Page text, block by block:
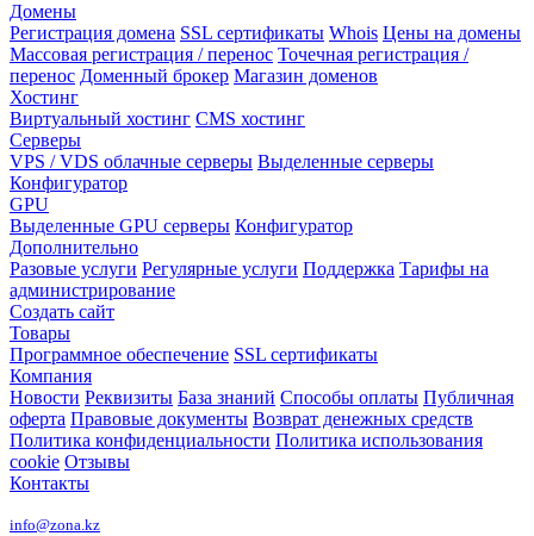
Домены
Регистрация домена SSL сертификаты Whois Цены на домены
Массовая регистрация / перенос Точечная регистрация /
перенос Доменный брокер Магазин доменов
Хостинг
Виртуальный хостинг CMS хостинг
Серверы
VPS / VDS облачные серверы Выделенные серверы
Конфигуратор
GPU
Выделенные GPU серверы Конфигуратор
Дополнительно
Разовые услуги Регулярные услуги Поддержка Тарифы на
администрирование
Создать сайт
Товары
Программное обеспечение SSL сертификаты
Компания
Новости Реквизиты База знаний Способы оплаты Публичная
оферта Правовые документы Возврат денежных средств
Политика конфиденциальности Политика использования
cookie Отзывы
Контакты
info@zona.kz